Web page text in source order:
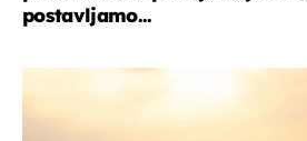
postavljamo...